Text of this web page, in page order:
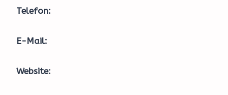
Telefon:
E-Mail:
Website: